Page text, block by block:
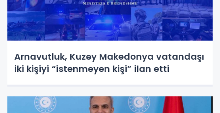
Arnavutluk, Kuzey Makedonya vatandaşı
iki kişiyi “istenmeyen kişi” ilan etti